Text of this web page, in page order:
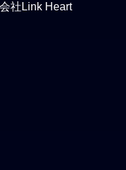
社Link Heart